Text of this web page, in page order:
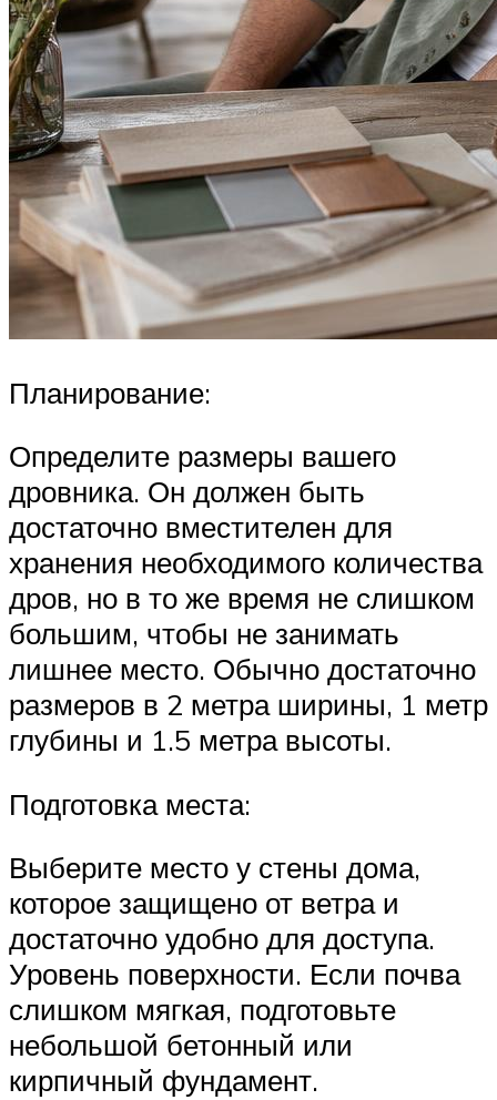
Планирование:
Определите размеры вашего
дровника. Он должен быть
достаточно вместителен для
хранения необходимого количества
дров, но в то же время не слишком
большим, чтобы не занимать
лишнее место. Обычно достаточно
размеров в 2 метра ширины, 1 метр
глубины и 1.5 метра высоты.
Подготовка места:
Выберите место у стены дома,
которое защищено от ветра и
достаточно удобно для доступа.
Уровень поверхности. Если почва
слишком мягкая, подготовьте
небольшой бетонный или
кирпичный фундамент.